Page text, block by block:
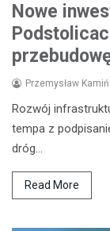
Nowe
Przemysław
Rozwój
tempa z
dróg…
Read More